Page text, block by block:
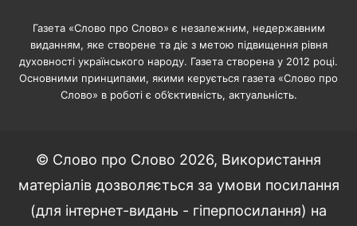
Газета «Слово про Слово» є незалежним, недержавним
виданням, яке створене та діє з метою підвищення рівня
духовності українського народу. Газета створена у 2012 році.
Основними принципами, якими керується газета «Слово про
Слово» в роботі є об’єктивність, актуальність.
© Слово про Слово 2026, Використання
матеріалів дозволяється за умови посилання
(для інтернет-видань - гіперпосилання) на